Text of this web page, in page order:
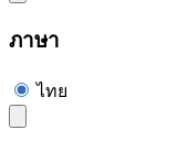
ภาษา
ไทย